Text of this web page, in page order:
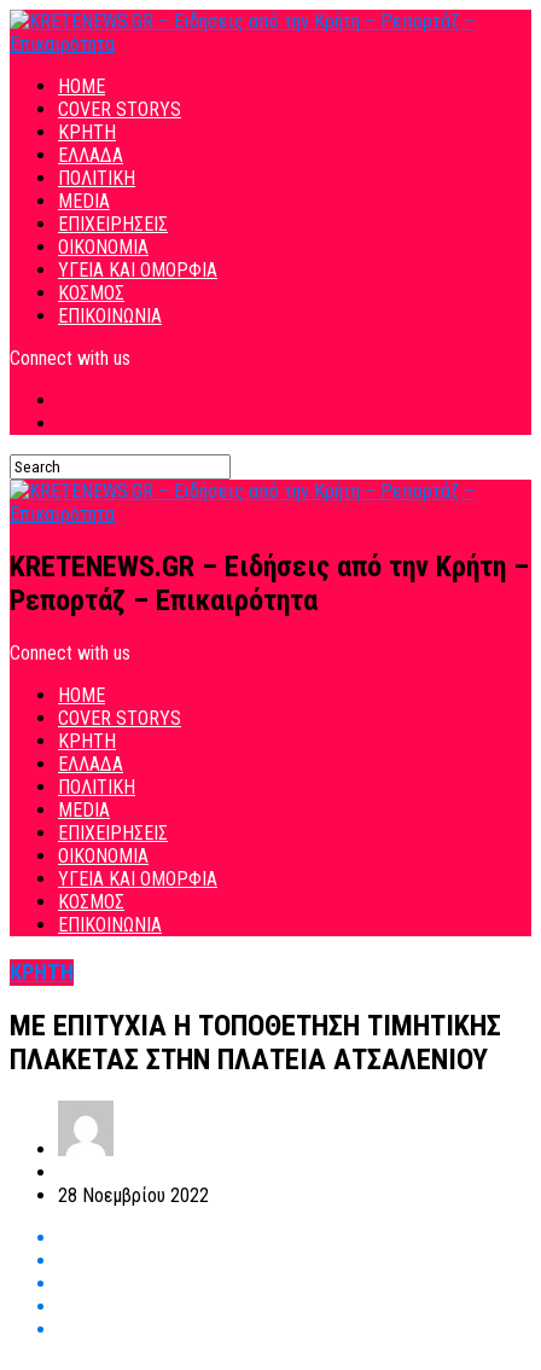
HOME
COVER STORYS
ΚΡΗΤΗ
ΕΛΛΑΔΑ
ΠΟΛΙΤΙΚΗ
MEDIA
ΕΠΙΧΕΙΡΗΣΕΙΣ
ΟΙΚΟΝΟΜΙΑ
ΥΓΕΙΑ ΚΑΙ ΟΜΟΡΦΙΑ
ΚΟΣΜΟΣ
ΕΠΙΚΟΙΝΩΝΙΑ
Connect with us
KRETENEWS.GR – Ειδήσεις από την Κρήτη –
Ρεπορτάζ – Επικαιρότητα
Connect with us
HOME
COVER STORYS
ΚΡΗΤΗ
ΕΛΛΑΔΑ
ΠΟΛΙΤΙΚΗ
MEDIA
ΕΠΙΧΕΙΡΗΣΕΙΣ
ΟΙΚΟΝΟΜΙΑ
ΥΓΕΙΑ ΚΑΙ ΟΜΟΡΦΙΑ
ΚΟΣΜΟΣ
ΕΠΙΚΟΙΝΩΝΙΑ
ΚΡΗΤΗ
ΜΕ ΕΠΙΤΥΧΙΑ Η ΤΟΠΟΘΕΤΗΣΗ ΤΙΜΗΤΙΚΗΣ
ΠΛΑΚΕΤΑΣ ΣΤΗΝ ΠΛΑΤΕΙΑ ΑΤΣΑΛΕΝΙΟΥ
28 Νοεμβρίου 2022